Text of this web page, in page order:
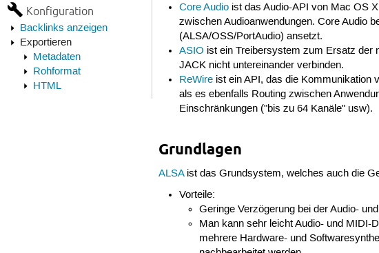
Konfiguration
Backlinks anzeigen
Exportieren
Metadaten
Rohformat
HTML
Core Audioist das Audio-API von Mac OS
zwischen Audioanwendungen. Core Audio
(ALSA/OSS/PortAudio) ansetzt.
ASIO ist ein Treibersystem zum Ersatz der
JACK nicht untereinander verbinden.
ReWireist ein API, das die Kommunikation
als es ebenfalls Routing zwischen
Einschränkungen ("bis zu 64 Kanäle" usw).
Grundlagen
ALSAist das Grundsystem, welches auch die
Vorteile:
Geringe Verzögerung bei der Audio-
Man kann sehr leicht Audio- und MIDI-
mehrere Hardware- und